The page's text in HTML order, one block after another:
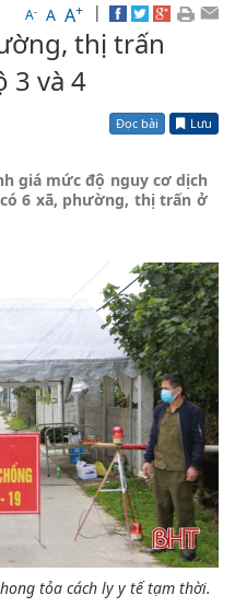
A- A A+ |
thị trấn
3 và 4
Đọc bài Lưu
giá mức độ nguy cơ dịch
có 6 xã, phường, thị trấn ở
tỏa cách ly y tế tạm thời.